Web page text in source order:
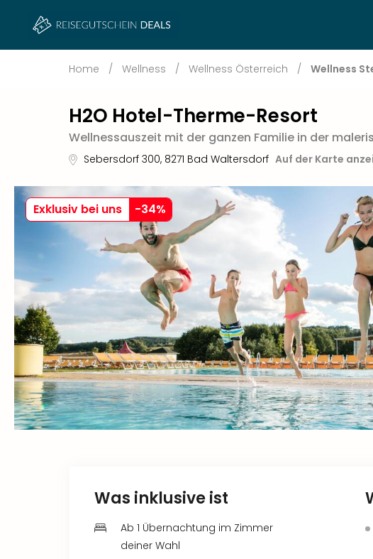
Home / Wellness / Wellness Österreich / Wellness
H2O Hotel-Therme-Resort
Wellnessauszeit mit der ganzen Familie in der
Sebersdorf 300, 8271 Bad Waltersdorf Auf der Karte
Exklusiv bei uns -34%
Was inklusive ist
Ab 1 Übernachtung im Zimmer
deiner Wahl